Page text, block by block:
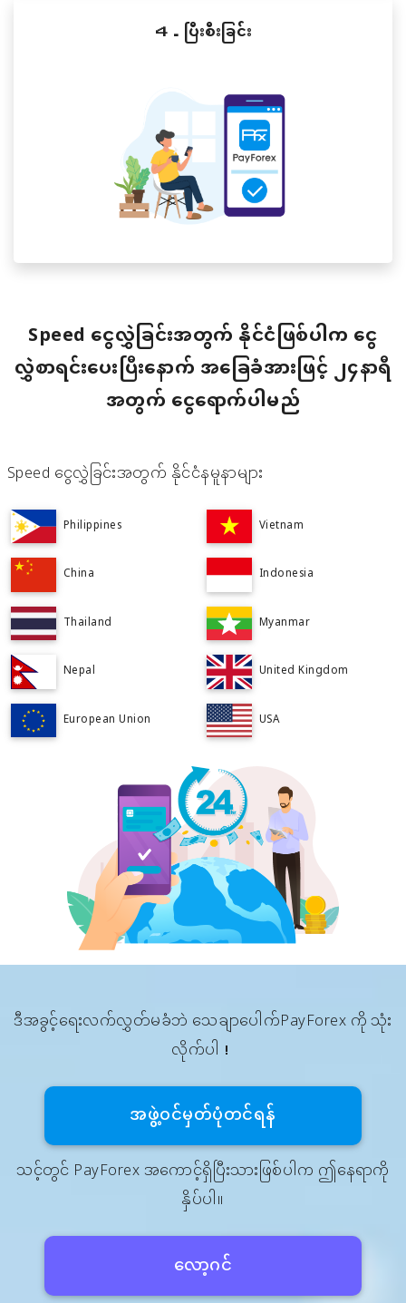
４．ပြီးစီးခြင်း
Speed ငွေလွှဲခြင်းအတွက် နိုင်ငံဖြစ်ပါက ငွေ
လွှဲစာရင်းပေးပြီးနောက် အခြေခံအားဖြင့် ၂၄နာရီ
အတွက် ငွေရောက်ပါမည်
Speed ငွေလွှဲခြင်းအတွက် နိုင်ငံနမူနာများ
Philippines Vietnam
China Indonesia
Thailand Myanmar
Nepal United Kingdom
European Union USA
ဒီအခွင့်ရေးလက်လွှတ်မခံဘဲ သေချာပေါက်PayForex ကို သုံး
လိုက်ပါ！
သင့်တွင် PayForex အကောင့်ရှိပြီးသားဖြစ်ပါက ဤနေရာကို
နှိပ်ပါ။
အဖွဲ့၀င်မှတ်ပုံတင်ရန်
လော့ဂင်